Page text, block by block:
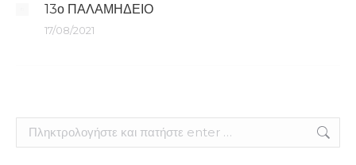
13ο ΠΑΛΑΜΗΔΕΙΟ
17/08/2021
Search: